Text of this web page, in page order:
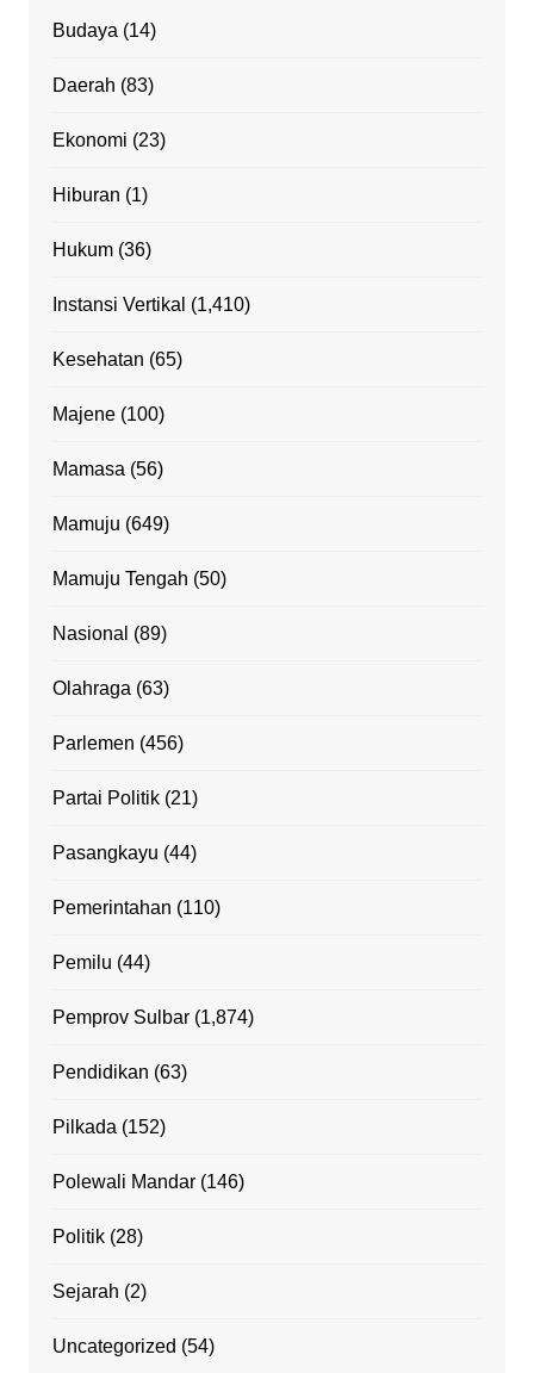
Budaya (14)
Daerah (83)
Ekonomi (23)
Hiburan (1)
Hukum(36)
Instansi Vertikal (1,410)
Kesehatan (65)
Majene(100)
Mamasa (56)
Mamuju (649)
Mamuju Tengah (50)
Nasional (89)
Olahraga (63)
Parlemen (456)
Partai Politik(21)
Pasangkayu (44)
Pemerintahan (110)
Pemilu (44)
Pemprov Sulbar(1,874)
Pendidikan (63)
Pilkada (152)
Polewali Mandar(146)
Politik(28)
Sejarah (2)
Uncategorized (54)